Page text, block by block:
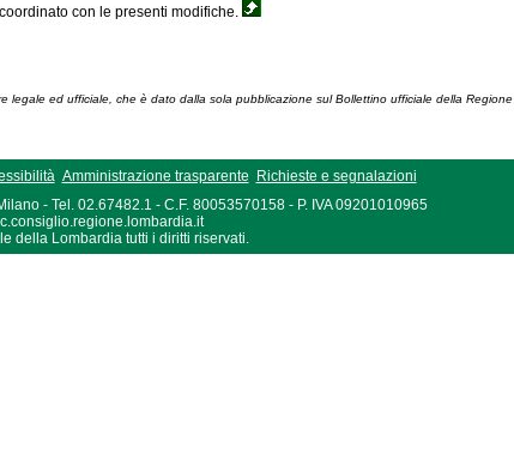
con le presenti modifiche.
legale ed ufficiale, che è dato dalla sola pubblicazione sul Bollettino ufficiale della
Amministrazione trasparente
Richieste e segnalazioni
- Tel. 02.67482.1 - C.F. 80053570158 - P. IVA 09201010965
della Lombardia tutti i diritti riservati.